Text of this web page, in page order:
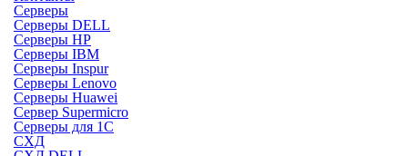
Серверы
Серверы DELL
Серверы HP
Серверы IBM
Серверы Inspur
Серверы Lenovo
Серверы Huawei
Сервер Supermicro
Серверы для 1C
СХД